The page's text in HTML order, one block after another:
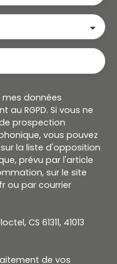
données
RGPD. Si vous ne
prospection
vous pouvez
la liste d'opposition
prévu par l'article
sur le site
ou par courrier
CS 61311, 41013
de vos